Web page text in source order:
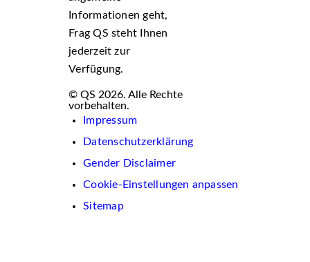
Informationen geht,
Frag QS steht Ihnen
jederzeit zur
Verfügung.
© QS 2026. Alle Rechte
vorbehalten.
Impressum
Datenschutzerklärung
Gender Disclaimer
Cookie-Einstellungen anpassen
Sitemap